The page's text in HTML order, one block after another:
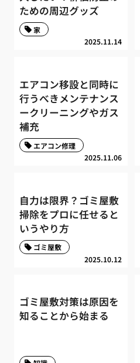
ための周辺グッズ
2025.11.14
家
エアコン移設と同時に
行うべきメンテナンス
ークリーニングやガス
補充
2025.11.06
エアコン修理
自力は限界？ゴミ屋敷
掃除をプロに任せると
いうやり方
2025.10.12
ゴミ屋敷
ゴミ屋敷対策は原因を
知ることから始まる